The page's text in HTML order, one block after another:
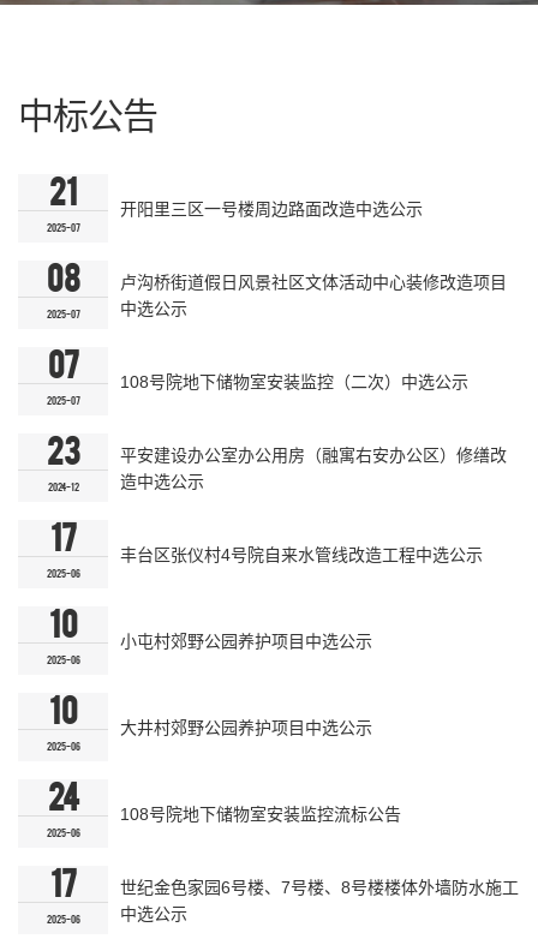
中标公告
21
2025-07
开阳里三区一号楼周边路面改造中选公示
08
2025-07
卢沟桥街道假日风景社区文体活动中心装修改造项目
中选公示
07
2025-07
108号院地下储物室安装监控（二次）中选公示
23
2024-12
平安建设办公室办公用房（融寓右安办公区）修缮改
造中选公示
17
2025-06
丰台区张仪村4号院自来水管线改造工程中选公示
10
2025-06
小屯村郊野公园养护项目中选公示
10
2025-06
大井村郊野公园养护项目中选公示
24
2025-06
108号院地下储物室安装监控流标公告
17
2025-06
世纪金色家园6号楼、7号楼、8号楼楼体外墙防水施工
中选公示